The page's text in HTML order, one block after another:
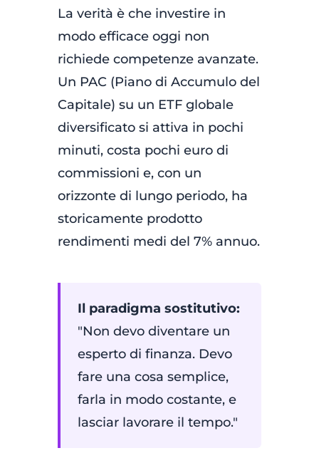
La verità è che investire in
modo efficace oggi non
richiede competenze avanzate.
Un PAC (Piano di Accumulo del
Capitale) su un ETF globale
diversificato si attiva in pochi
minuti, costa pochi euro di
commissioni e, con un
orizzonte di lungo periodo, ha
storicamente prodotto
rendimenti medi del 7% annuo.
Il paradigma sostitutivo:
"Non devo diventare un
esperto di finanza. Devo
fare una cosa semplice,
farla in modo costante, e
lasciar lavorare il tempo."